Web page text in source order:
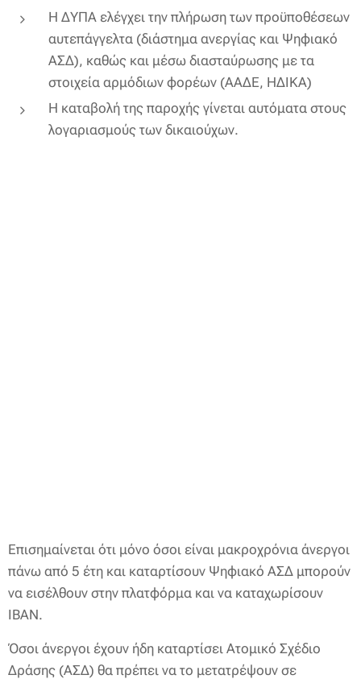
Η ΔΥΠΑ ελέγχει την πλήρωση των προϋποθέσεων
αυτεπάγγελτα (διάστημα ανεργίας και Ψηφιακό
ΑΣΔ), καθώς και μέσω διασταύρωσης με τα
στοιχεία αρμόδιων φορέων (ΑΑΔΕ, ΗΔΙΚΑ)
Η καταβολή της παροχής γίνεται αυτόματα στους
λογαριασμούς των δικαιούχων.
Επισημαίνεται ότι μόνο όσοι είναι μακροχρόνια άνεργοι
πάνω από 5 έτη και καταρτίσουν Ψηφιακό ΑΣΔ μπορούν
να εισέλθουν στην πλατφόρμα και να καταχωρίσουν
ΙΒΑΝ.
Όσοι άνεργοι έχουν ήδη καταρτίσει Ατομικό Σχέδιο
Δράσης (ΑΣΔ) θα πρέπει να το μετατρέψουν σε